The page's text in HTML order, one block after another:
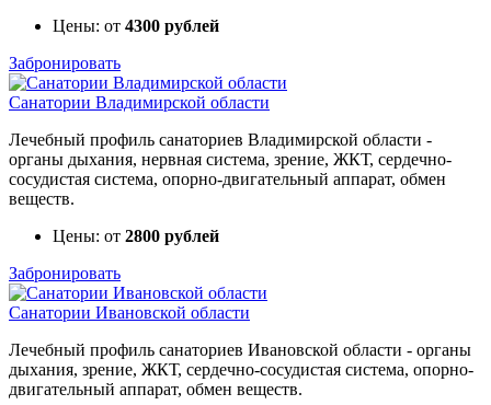
Цены: от 4300 рублей
Забронировать
Санатории Владимирской области
Лечебный профиль санаториев Владимирской области -
органы дыхания, нервная система, зрение, ЖКТ, сердечно-
сосудистая система, опорно-двигательный аппарат, обмен
веществ.
Цены: от 2800 рублей
Забронировать
Санатории Ивановской области
Лечебный профиль санаториев Ивановской области - органы
дыхания, зрение, ЖКТ, сердечно-сосудистая система, опорно-
двигательный аппарат, обмен веществ.